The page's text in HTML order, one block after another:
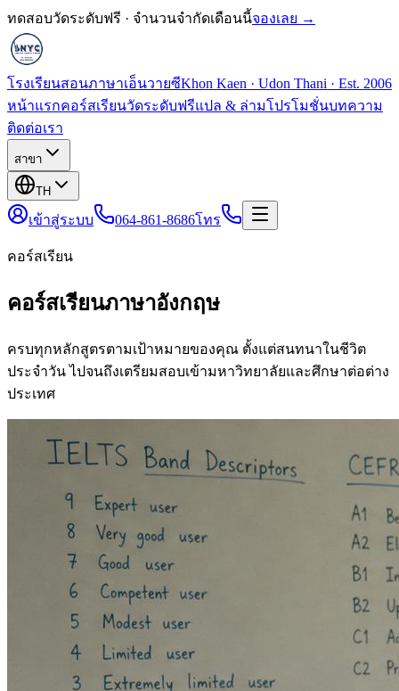
ทดสอบวัดระดับฟรี · จำนวนจำกัดเดือนนี้จองเลย →
โรงเรียนสอนภาษาเอ็นวายซีKhon Kaen · Udon Thani · Est. 2006
หน้าแรกคอร์สเรียนวัดระดับฟรีแปล & ล่ามโปรโมชั่นบทความ
ติดต่อเรา
สาขา
TH
เข้าสู่ระบบ 064-861-8686โทร
คอร์สเรียน
คอร์สเรียนภาษาอังกฤษ
ครบทุกหลักสูตรตามเป้าหมายของคุณ ตั้งแต่สนทนาในชีวิต
ประจำวัน ไปจนถึงเตรียมสอบเข้ามหาวิทยาลัยและศึกษาต่อต่าง
ประเทศ